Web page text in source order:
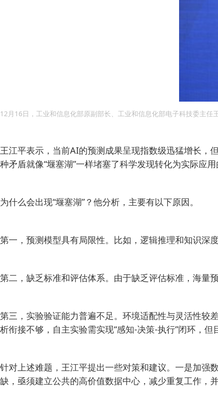
12月16日，工业和信息化部原副部长、工业和信息化部电子科技委主
王江平表示，当前AI的预测成果呈现指数级迅猛增长，
种矛盾就像“堰塞湖”一样堵塞了科学发现转化为实际应
为什么会出现“堰塞湖”？他分析，主要有以下原因。
第一，预测模型具有局限性。比如，逻辑推理和知识深
第二，缺乏标准和评估体系。由于缺乏评估标准，海量
第三，实验验证能力普遍不足。环境适配性与灵活性较
析衔接不够，自主实验需实现“感知-决策-执行”闭环，
针对上述难题，王江平提出一些对策和建议。一是加强
缺，亟须建立公共的高价值数据中心，减少重复工作，